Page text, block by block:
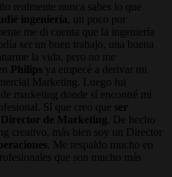
realmente nunca sabes lo que
ingeniería , un poco por
me di cuenta que la ingeniería
ser un buen trabajo, una buena
la vida, pero no me
Philips ya empecé a derivar mi
Marketing. Luego fui
marketing donde sí encontré mi
Sí que creo que ser
Director de Marketing . De hecho
creativo, más bien soy un Director
. Me respaldo mucho en
que son mucho más